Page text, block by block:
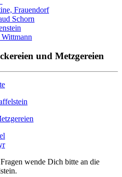
Frauendorf
Schorn
und Metzgereien
wende Dich bitte an die